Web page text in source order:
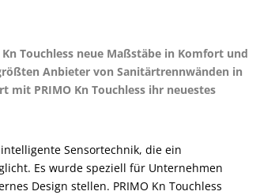
Touchless neue Maßstäbe in Komfort und
Anbieter von Sanitärtrennwänden in
PRIMO Kn Touchless ihr neuestes
Sensortechnik, die ein
Es wurde speziell für Unternehmen
Design stellen. PRIMO Kn Touchless